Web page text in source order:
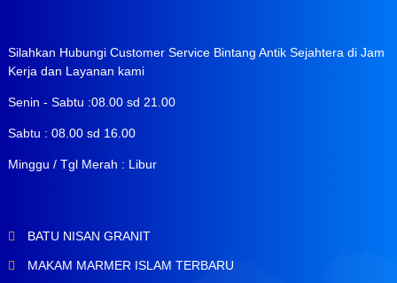
Silahkan Hubungi Customer Service Bintang Antik Sejahtera di Jam
Kerja dan Layanan kami
Senin - Sabtu :08.00 sd 21.00
Sabtu : 08.00 sd 16.00
Minggu / Tgl Merah : Libur
BATU NISAN GRANIT
MAKAM MARMER ISLAM TERBARU